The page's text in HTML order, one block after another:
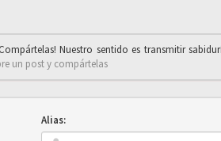
Nuestro sentido es transmitir
un post y compártelas
Alias: